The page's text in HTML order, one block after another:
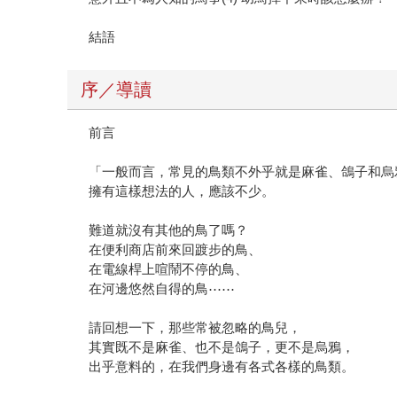
結語
序／導讀
前言
「一般而言，常見的鳥類不外乎就是麻雀、鴿子和
擁有這樣想法的人，應該不少。
難道就沒有其他的鳥了嗎？
在便利商店前來回踱步的鳥、
在電線桿上喧鬧不停的鳥、
在河邊悠然自得的鳥⋯⋯
請回想一下，那些常被忽略的鳥兒，
其實既不是麻雀、也不是鴿子，更不是烏鴉，
出乎意料的，在我們身邊有各式各樣的鳥類。